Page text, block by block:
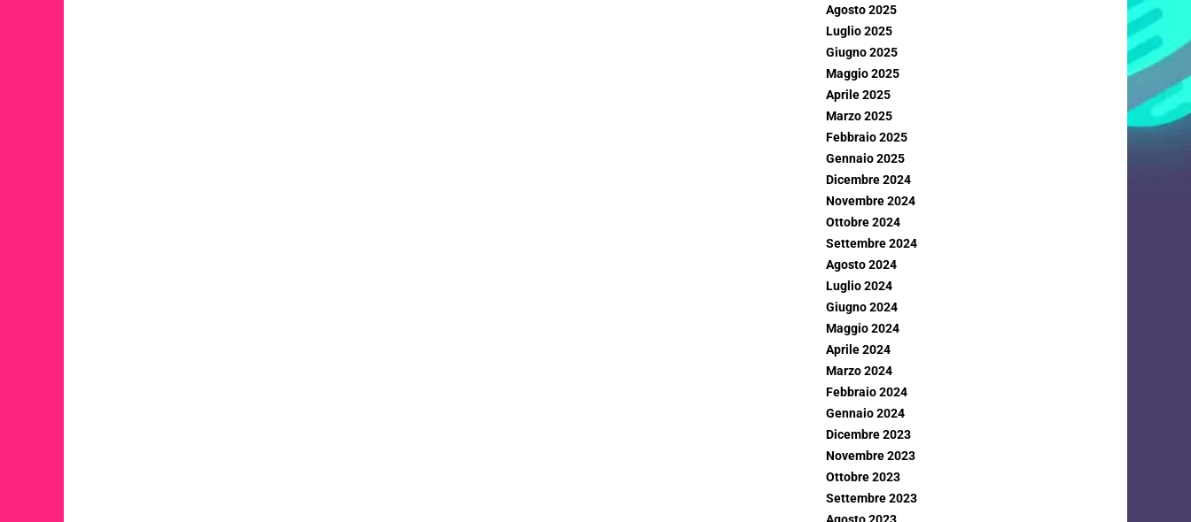
Agosto 2025
Luglio 2025
Giugno 2025
Maggio 2025
Aprile 2025
Marzo 2025
Febbraio 2025
Gennaio 2025
Dicembre 2024
Novembre 2024
Ottobre 2024
Settembre 2024
Agosto 2024
Luglio 2024
Giugno 2024
Maggio 2024
Aprile 2024
Marzo 2024
Febbraio 2024
Gennaio 2024
Dicembre 2023
Novembre 2023
Ottobre 2023
Settembre 2023